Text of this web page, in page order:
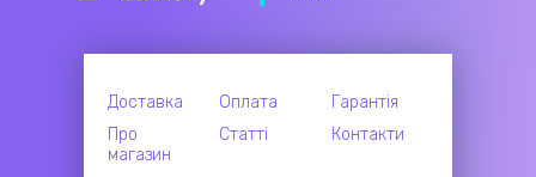
Доставка Оплата
Гарантія
Про
магазин
Статті Контакти